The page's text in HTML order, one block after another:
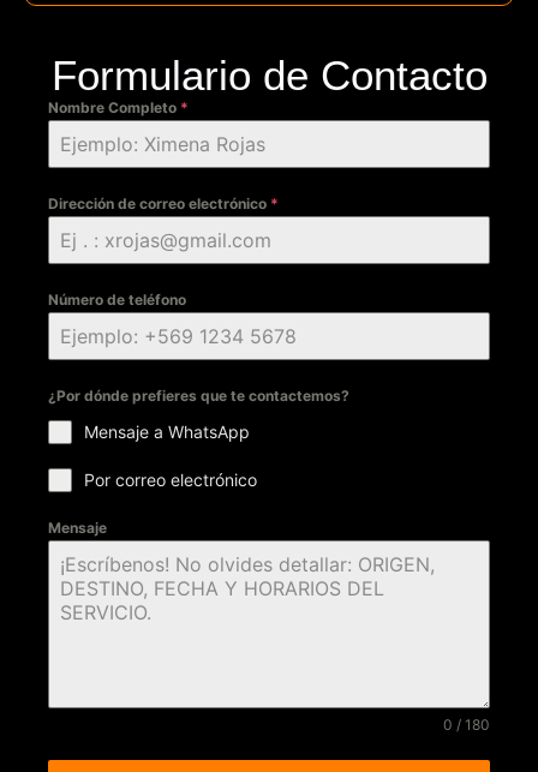
Formulario de Contacto
Nombre Completo *
Dirección de correo electrónico *
Número de teléfono
¿Por dónde prefieres que te contactemos?
Mensaje a WhatsApp
Por correo electrónico
Mensaje
0 / 180